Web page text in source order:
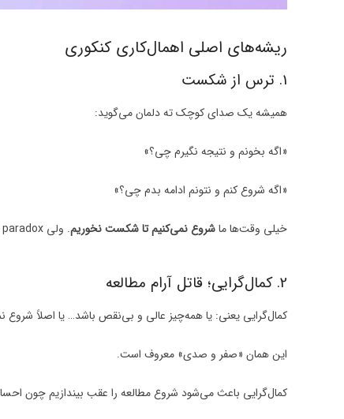
ریشه‌های اصلی اهمال‌کاری کنکوری
1. ترس از شکست
همیشه یک صدای کوچک ته دلمان می‌گوید:
«اگه بخونم و نتیجه نگیرم چی؟»
«اگه شروع کنم و نتونم ادامه بدم چی؟»
خیلی وقت‌ها ماشروع نمی‌کنیم تا شکست نخوریم. ولی paradox ماجرا این است:
2. کمال‌گرایی؛ قاتل آرام مطالعه
کمال‌گرایی یعنی: یا همه‌چیز عالی و بی‌نقص باشد… یا اصلاً شروع
این همان «صفر و صدی» معروف است.
کمال‌گرایی باعث می‌شود شروع مطالعه را عقب بیندازیم چون